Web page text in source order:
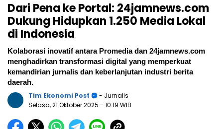
Dari Pena ke Portal: 24jamnews.com
Dukung Hidupkan 1.250 Media Lokal
di Indonesia
Kolaborasi inovatif antara Promedia dan 24jamnews.com
menghadirkan transformasi digital yang memperkuat
kemandirian jurnalis dan keberlanjutan industri berita
daerah.
Tim Ekonomi Post
- Jurnalis
Selasa, 21 Oktober 2025 - 10:19 WIB